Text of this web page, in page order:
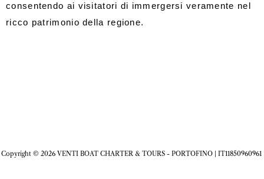
consentendo ai visitatori di immergersi veramente nel
ricco patrimonio della regione.
Copyright © 2026 VENTI BOAT CHARTER & TOURS - PORTOFINO | IT11850960961